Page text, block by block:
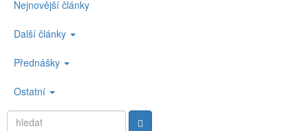
Nejnovější články
Další články
Přednášky
Ostatní